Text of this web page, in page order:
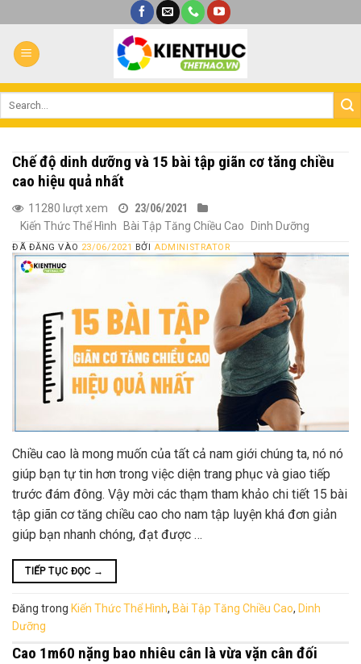
qua
nội
dung
Chế độ dinh dưỡng và 15 bài tập giãn cơ tăng chiều
cao hiệu quả nhất
11280 lượt xem
23/06/2021
Kiến Thức Thể Hình Bài Tập Tăng Chiều Cao Dinh Dưỡng
ĐÃ ĐĂNG VÀO 23/06/2021 BỞI ADMINISTRATOR
Chiều cao là mong muốn của tất cả nam giới chúng ta, nó nó
giúp bạn tự tin hơn trong việc diện trang phục và giao tiếp
trước đám đông. Vậy mời các thạm tham khảo chi tiết 15 bài
tập giãn cơ tăng chiều cao cho nam tập luyện khá đơn giản
giúp bạn nhanh chóng, đạt được …
TIẾP TỤC ĐỌC →
Đăng trong Kiến Thức Thể Hình, Bài Tập Tăng Chiều Cao, Dinh
Dưỡng
Cao 1m60 nặng bao nhiêu cân là vừa vặn cân đối